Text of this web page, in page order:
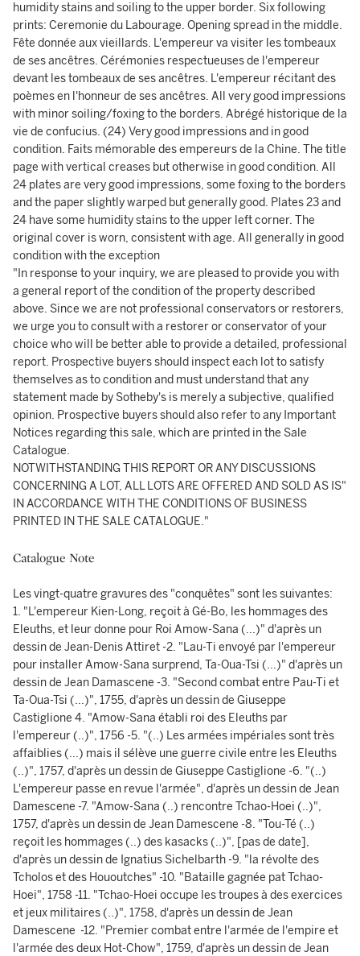
humidity stains and soiling to the upper border. Six following
prints: Ceremonie du Labourage. Opening spread in the middle.
Fête donnée aux vieillards. L'empereur va visiter les tombeaux
de ses ancêtres. Cérémonies respectueuses de l'empereur
devant les tombeaux de ses ancêtres. L'empereur récitant des
poèmes en l'honneur de ses ancêtres. All very good impressions
with minor soiling/foxing to the borders. Abrégé historique de la
vie de confucius. (24) Very good impressions and in good
condition. Faits mémorable des empereurs de la Chine. The title
page with vertical creases but otherwise in good condition. All
24 plates are very good impressions, some foxing to the borders
and the paper slightly warped but generally good. Plates 23 and
24 have some humidity stains to the upper left corner. The
original cover is worn, consistent with age. All generally in good
condition with the exception
"In response to your inquiry, we are pleased to provide you with
a general report of the condition of the property described
above. Since we are not professional conservators or restorers,
we urge you to consult with a restorer or conservator of your
choice who will be better able to provide a detailed, professional
report. Prospective buyers should inspect each lot to satisfy
themselves as to condition and must understand that any
statement made by Sotheby's is merely a subjective, qualified
opinion. Prospective buyers should also refer to any Important
Notices regarding this sale, which are printed in the Sale
Catalogue.
NOTWITHSTANDING THIS REPORT OR ANY DISCUSSIONS
CONCERNING A LOT, ALL LOTS ARE OFFERED AND SOLD AS IS"
IN ACCORDANCE WITH THE CONDITIONS OF BUSINESS
PRINTED IN THE SALE CATALOGUE."
Catalogue Note
Les vingt-quatre gravures des "conquêtes" sont les suivantes:
1. "L'empereur Kien-Long, reçoit à Gé-Bo, les hommages des
Eleuths, et leur donne pour Roi Amow-Sana (...)" d'après un
dessin de Jean-Denis Attiret -2. "Lau-Ti envoyé par l'empereur
pour installer Amow-Sana surprend, Ta-Oua-Tsi (...)" d'après un
dessin de Jean Damascene -3. "Second combat entre Pau-Ti et
Ta-Oua-Tsi (...)", 1755, d'après un dessin de Giuseppe
Castiglione 4. "Amow-Sana établi roi des Eleuths par
l'empereur (..)", 1756 -5. "(..) Les armées impériales sont très
affaiblies (...) mais il sélève une guerre civile entre les Eleuths
(..)", 1757, d'après un dessin de Giuseppe Castiglione -6. "(..)
L'empereur passe en revue l'armée", d'après un dessin de Jean
Damescene -7. "Amow-Sana (..) rencontre Tchao-Hoei (..)",
1757, d'après un dessin de Jean Damescene -8. "Tou-Té (..)
reçoit les hommages (..) des kasacks (..)", [pas de date],
d'après un dessin de Ignatius Sichelbarth -9. "la révolte des
Tcholos et des Hououtches" -10. "Bataille gagnée pat Tchao-
Hoei", 1758 -11. "Tchao-Hoei occupe les troupes à des exercices
et jeux militaires (..)", 1758, d'après un dessin de Jean
Damescene -12. "Premier combat entre l'armée de l'empire et
l'armée des deux Hot-Chow", 1759, d'après un dessin de Jean